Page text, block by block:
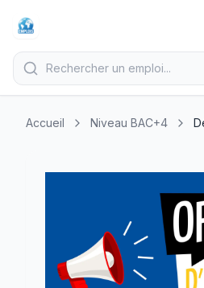
Accueil Niveau BAC+4